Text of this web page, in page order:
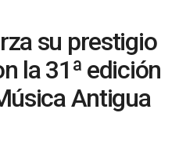
su prestigio
la 31ª edición
Antigua